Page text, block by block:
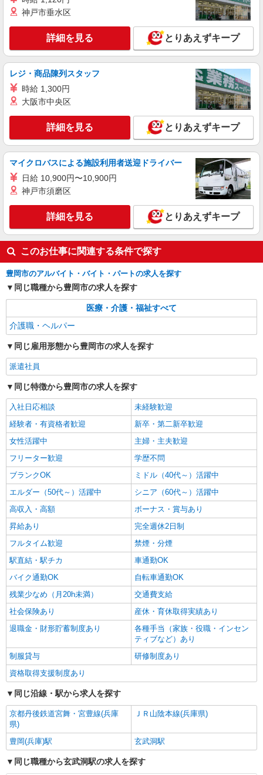
時給1550円〜2187円 ＜日払い有/週払い有/交
通費全支給(ガソリン代含む)＞
豊岡市 ＊最寄り駅：豊岡
キープ 詳細を見る
派遣社員
株式会社kotrio /●KB-H-1879516
＜デイサービス/豊岡駅＞面接なし！最短3日で
仕事スタート可◎
時給1550円〜2187円 ＜日払い有/週払い有/交
通費全支給(ガソリン代含む)＞
詳細を見る
株式会社kotrio /●KB-H-1849137
個別ケア重視！高級シニア住宅で巡回やケアな
ど＊国府駅/日払いOK
時給1550円〜2187円 ＜日払い有/週払い有/交
通費全支給(ガソリン代含む)＞
豊岡市出石町荒木
キープ
神戸市垂水区
詳細を見る とりあえずキープ
レジ・商品陳列スタッフ
時給 1,300円
大阪市中央区
詳細を見る とりあえずキープ
マイクロバスによる施設利用者送迎ドライバー
日給 10,900円〜10,900円
神戸市須磨区
詳細を見る とりあえずキープ
このお仕事に関連する条件で探す
豊岡市のアルバイト・バイト・パートの求人を探す
同じ職種から豊岡市の求人を探す
医療・介護・福祉すべて
介護職・ヘルパー
同じ雇用形態から豊岡市の求人を探す
派遣社員
同じ特徴から豊岡市の求人を探す
入社日応相談
未経験歓迎
経験者・有資格者歓迎
新卒・第二新卒歓迎
女性活躍中
主婦・主夫歓迎
フリーター歓迎
学歴不問
ブランクOK
ミドル（40代～）活躍中
エルダー（50代～）活躍中
シニア（60代～）活躍中
高収入・高額
ボーナス・賞与あり
昇給あり
完全週休2日制
フルタイム歓迎
禁煙・分煙
駅直結・駅チカ
車通勤OK
バイク通勤OK
自転車通勤OK
残業少なめ（月20h未満）
交通費支給
社会保険あり
産休・育休取得実績あり
退職金・財形貯蓄制度あり
各種手当（家族・役職・インセン
ティブなど）あり
制服貸与
研修制度あり
資格取得支援制度あり
同じ沿線・駅から求人を探す
京都丹後鉄道宮舞・宮豊線(兵庫
県)
ＪＲ山陰本線(兵庫県)
豊岡(兵庫)駅 玄武洞駅
同じ職種から玄武洞駅の求人を探す